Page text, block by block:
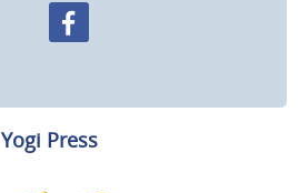
Yogi Press